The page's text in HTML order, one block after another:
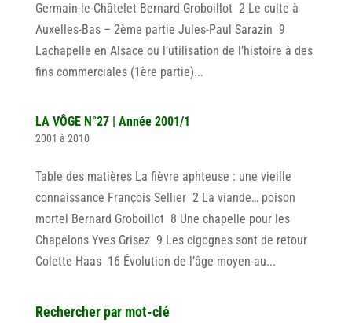
Germain-le-Châtelet Bernard Groboillot 2 Le culte à
Auxelles-Bas – 2ème partie Jules-Paul Sarazin 9
Lachapelle en Alsace ou l’utilisation de l’histoire à des
fins commerciales (1ère partie)...
LA VÔGE N°27 | Année 2001/1
2001 à 2010
Table des matières La fièvre aphteuse : une vieille
connaissance François Sellier 2 La viande… poison
mortel Bernard Groboillot 8 Une chapelle pour les
Chapelons Yves Grisez 9 Les cigognes sont de retour
Colette Haas 16 Évolution de l’âge moyen au...
Rechercher par mot-clé